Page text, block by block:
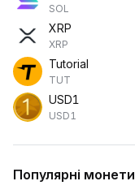
SOL
XRP
XRP
Tutorial
TUT
USD1
USD1
Популярні монети